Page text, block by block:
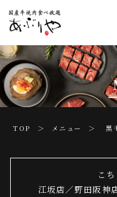
TOP ＞ メニュー ＞ 黒毛
こ
江坂店／野田阪神